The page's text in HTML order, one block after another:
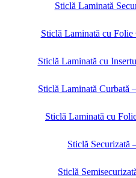
Sticlă Laminată
Sticlă Laminată cu
Sticlă Laminată cu
Sticlă Laminată
Sticlă Laminată cu
Sticlă
Sticlă